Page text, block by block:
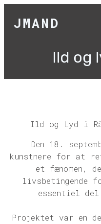
JMAND
Ild og
Ild og Lyd i
Den 18.
kunstnere for at
et fænomen,
livsbetingende
essentiel
Projektet var en